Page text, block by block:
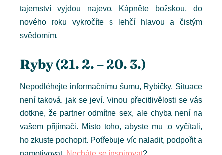
tajemství vyjdou najevo. Kápněte božskou, do
nového roku vykročíte s lehčí hlavou a čistým
svědomím.
Ryby (21. 2. – 20. 3.)
Nepodléhejte informačnímu šumu, Rybičky. Situace
není taková, jak se jeví. Vinou přecitlivělosti se vás
dotkne, že partner odmítne sex, ale chyba není na
vašem přijímači. Místo toho, abyste mu to vyčítali,
ho zkuste pochopit. Potřebuje víc naladit, podpořit a
namotivovat. Necháte se inspirovat?